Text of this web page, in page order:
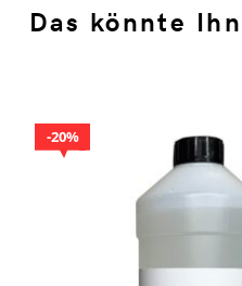
Das könnte
20%